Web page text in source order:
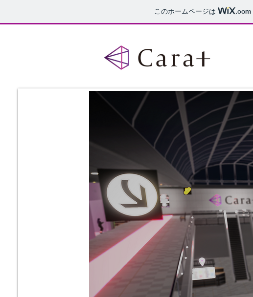
このホームページは .com